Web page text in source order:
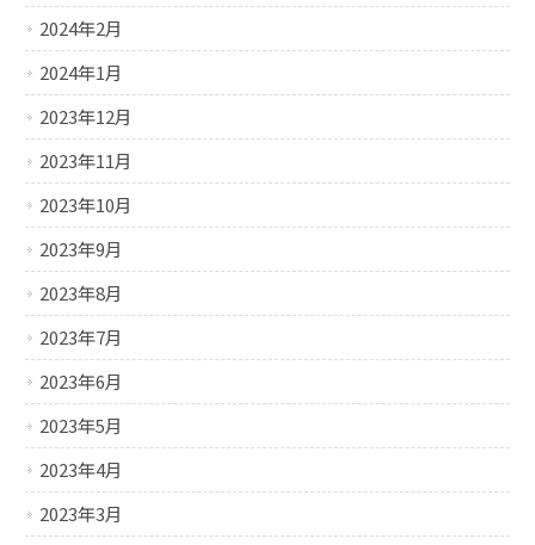
2024年2月
2024年1月
2023年12月
2023年11月
2023年10月
2023年9月
2023年8月
2023年7月
2023年6月
2023年5月
2023年4月
2023年3月